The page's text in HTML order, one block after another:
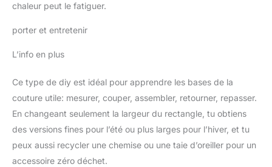
chaleur peut le fatiguer.
porter et entretenir
L’info en plus
Ce type de diy est idéal pour apprendre les bases de la
couture utile: mesurer, couper, assembler, retourner, repasser.
En changeant seulement la largeur du rectangle, tu obtiens
des versions fines pour l’été ou plus larges pour l’hiver, et tu
peux aussi recycler une chemise ou une taie d’oreiller pour un
accessoire zéro déchet.